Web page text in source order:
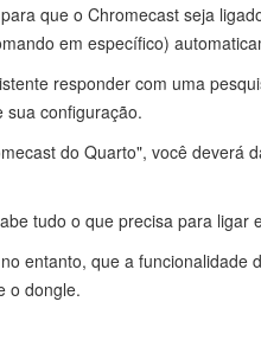
que o Chromecast seja
em específico)
responder com uma
sua configuração.
do Quarto", você deverá
tudo o que precisa para ligar
entanto, que a
o dongle.